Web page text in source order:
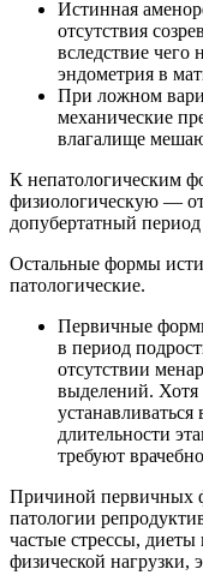
Истинная
отсутствия
вследствие чего
эндометрия в
При ложном
механические
влагалище
К непатологическим
физиологическую —
допубертатный
Остальные формы
патологические.
Первичные
в период
отсутствии
выделений. Хотя
длительности
требуют
Причиной первичных
патологии
частые стрессы,
физической нагрузки,